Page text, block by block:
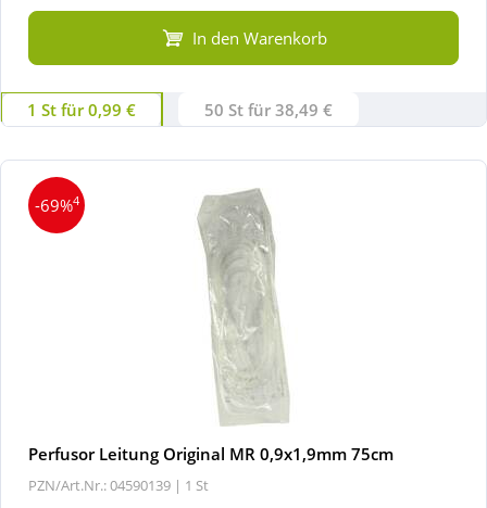
In den Warenkorb
1 St für 0,99 € 50 St für 38,49 €
-69%4
Perfusor Leitung Original MR 0,9x1,9mm 75cm
PZN/Art.Nr.: 04590139 | 1 St